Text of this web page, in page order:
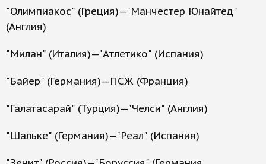
"Олимпиакос" (Греция)—"Манчестер Юнайтед"
(Англия)
"Милан" (Италия)—"Атлетико" (Испания)
"Байер" (Германия)—ПСЖ (Франция)
"Галатасарай" (Турция)—"Челси" (Англия)
"Шальке" (Германия)—"Реал" (Испания)